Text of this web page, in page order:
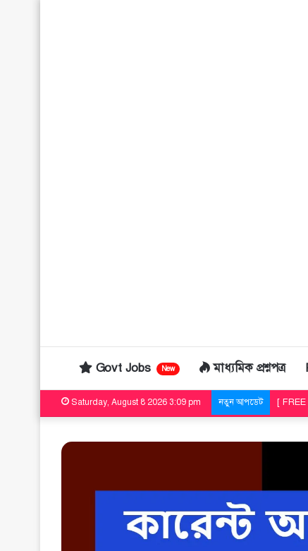
Govt Jobs New মাধ্যমিক প্রশ্নপত্র
Saturday, August 8 2026 3:09 pm নতুন আপডেট [ FREE